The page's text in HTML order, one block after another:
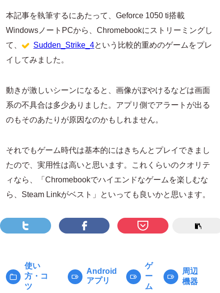
本記事を執筆するにあたって、Geforce 1050 ti搭載
WindowsノートPCから、Chromebookにストリーミングし
て、
Sudden_Strike_4という比較的重めのゲームをプレ
イしてみました。
動きが激しいシーンになると、画像がぼやけるなどは画面
系の不具合は多少ありました。アプリ側でアラートが出る
のもそのあたりが原因なのかもしれません。
それでもゲーム時代は基本的にはきちんとプレイできまし
たので、実用性は高いと思います。これくらいのクオリテ
ィなら、「Chromebookでハイエンドなゲームを楽しむな
ら、Steam Linkがベスト」といっても良いかと思います。
カ
使い
方・コ
ツ
タ
Android
アプリ
ゲ
ー
ム
周辺
機器